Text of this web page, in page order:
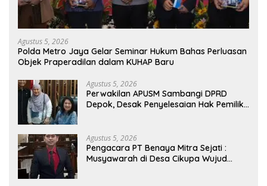
Agustus 5, 2026
Polda Metro Jaya Gelar Seminar Hukum Bahas Perluasan
Objek Praperadilan dalam KUHAP Baru
Agustus 5, 2026
Perwakilan APUSM Sambangi DPRD
Depok, Desak Penyelesaian Hak Pemilik
Agustus 5, 2026
Pengacara PT Benaya Mitra Sejati :
Musyawarah di Desa Cikupa Wujud